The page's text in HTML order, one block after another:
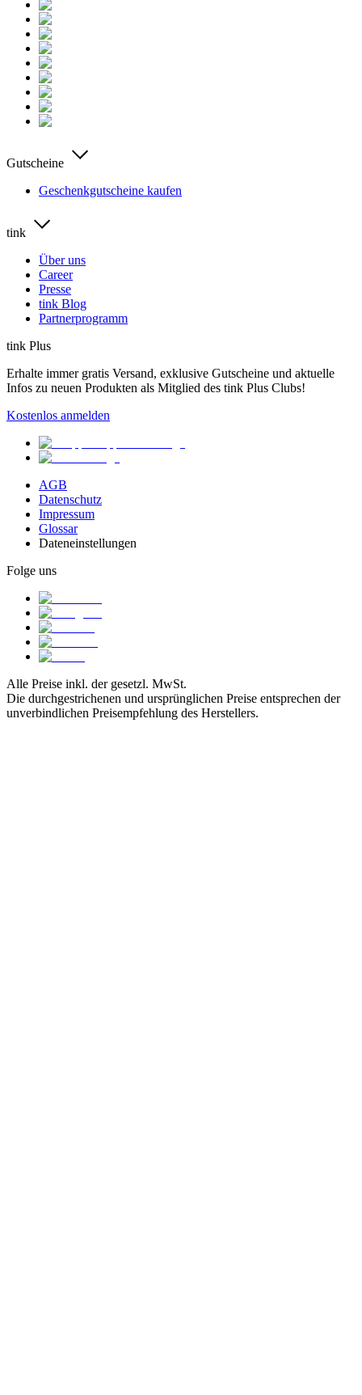
Gutscheine
Geschenkgutscheine kaufen
tink
Über uns
Career
Presse
tink Blog
Partnerprogramm
tink Plus
Erhalte immer gratis Versand, exklusive Gutscheine und aktuelle
Infos zu neuen Produkten als Mitglied des tink Plus Clubs!
Kostenlos anmelden
AGB
Datenschutz
Impressum
Glossar
Dateneinstellungen
Folge uns
Alle Preise inkl. der gesetzl. MwSt.
Die durchgestrichenen und ursprünglichen Preise entsprechen der
unverbindlichen Preisempfehlung des Herstellers.